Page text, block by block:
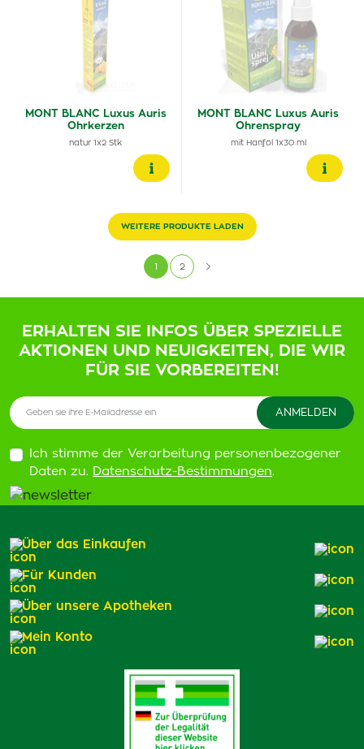
MONT BLANC Luxus Auris
Ohrkerzen
natur 1x2 Stk
MONT BLANC Luxus Auris
Ohrenspray
mit Hanföl 1x30 ml
WEITERE PRODUKTE LADEN
1 2
ERHALTEN SIE INFOS ÜBER SPEZIELLE
AKTIONEN UND NEUIGKEITEN, DIE WIR
FÜR SIE VORBEREITEN!
Ich stimme der Verarbeitung personenbezogener
Daten zu. Datenschutz-Bestimmungen.
Über das Einkaufen
Für Kunden
Über unsere Apotheken
Mein Konto